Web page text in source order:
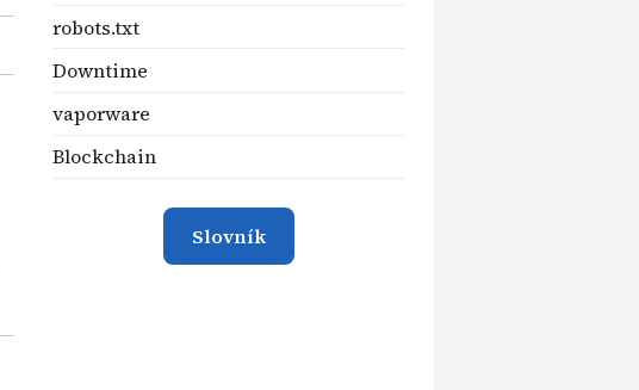
robots.txt
Downtime
vaporware
Blockchain
Slovník